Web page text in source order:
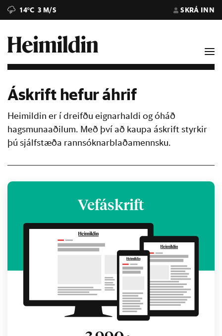
14°C 3 M/S SKRÁ INN
Áskrift hefur áhrif
Heimildin er í dreifðu eignarhaldi og óháð
hagsmunaaðilum. Með því að kaupa áskrift styrkir
þú sjálfstæða rannsóknarblaðamennsku.
Vefáskrift